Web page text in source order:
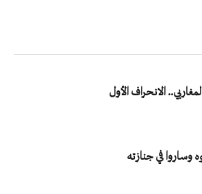
الانحراف الأول
وساروا في جنازته